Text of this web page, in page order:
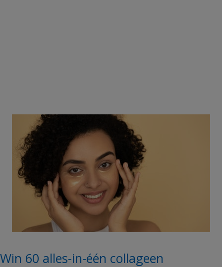
Win 60 alles-in-één collageen